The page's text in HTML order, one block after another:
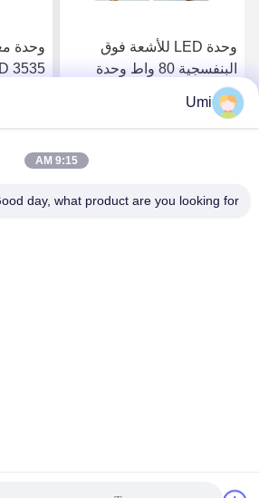
وحدة LED للأشعة فوق
البنفسجية 80 واط وحدة
البنفسجية حبر علاج طباعة
صناعات الكوارتز عدسة
احصل على افضل سعر
3535
Umi
9:15 AM
day, what product are you looking for?